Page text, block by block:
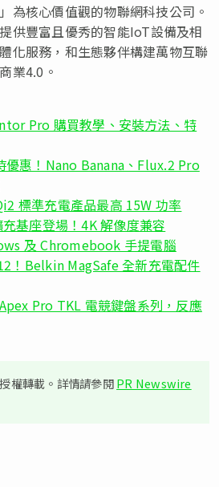
為核心價值觀的物聯網科技公司。
供豐富且優秀的智能IoT設備及相
化服務，和生態夥伴構建萬物互聯
業4.0。
Pro 購買教學、安裝方法、特
惠！Nano Banana、Flux.2 Pro
標準充電產品最高 15W 功率
基座登場！4K 解像度兼容
及 Chromebook 手提電腦
！Belkin MagSafe 全新充電配件
Pro TKL 電競鍵盤系列，反應
權轉載。詳情請參閱PR Newswire